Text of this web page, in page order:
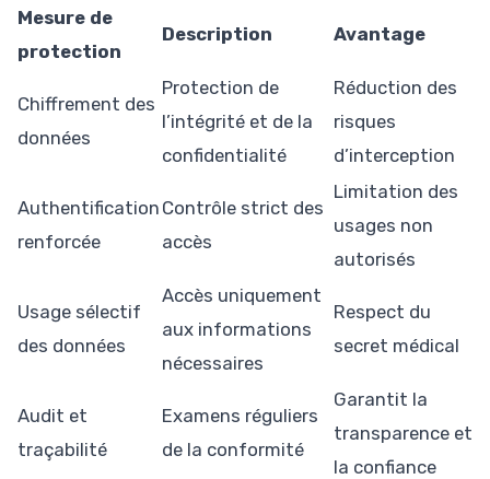
Mesure de
protection
Description Avantage
Chiffrement des
données
Protection de
l’intégrité et de la
confidentialité
Réduction des
risques
d’interception
Authentification
renforcée
Contrôle strict des
accès
Limitation des
usages non
autorisés
Usage sélectif
des données
Accès uniquement
aux informations
nécessaires
Respect du
secret médical
Audit et
traçabilité
Examens réguliers
de la conformité
Garantit la
transparence et
la confiance